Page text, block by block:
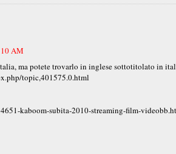
AM
ma potete trovarlo in inglese sottotitolato in
topic,401575.0.html
kaboom-subita-2010-streaming-film-